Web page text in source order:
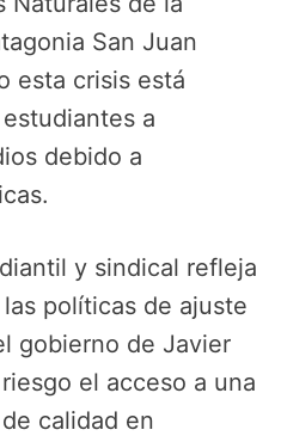
San Juan
esta crisis está
a
debido a
y sindical refleja
políticas de ajuste
gobierno de Javier
el acceso a una
calidad en